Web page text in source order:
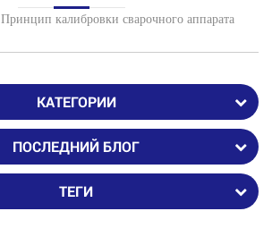
Принцип калибровки сварочного аппарата
КАТЕГОРИИ
ПОСЛЕДНИЙ БЛОГ
ТЕГИ